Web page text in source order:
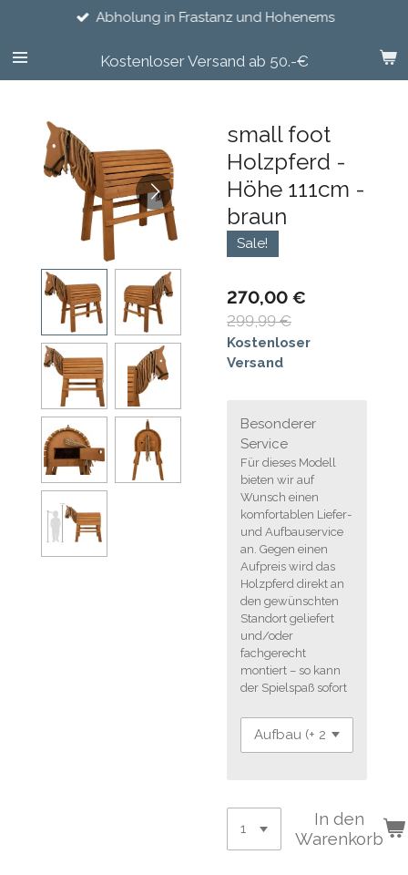
springen
Kostenloser Versand ab 50.-€
Abholung in Frastanz und Hohenems
small foot
Holzpferd -
Höhe 111cm -
braun
Sale!
270,00 €
299,99 €
Kostenloser
Versand
Besonderer
Service
Für dieses Modell
bieten wir auf
Wunsch einen
komfortablen Liefer-
und Aufbauservice
an. Gegen einen
Aufpreis wird das
Holzpferd direkt an
den gewünschten
Standort geliefert
und/oder
fachgerecht
montiert – so kann
der Spielspaß sofort
In den
Warenkorb